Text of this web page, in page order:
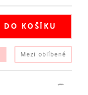
Mezi oblíbené